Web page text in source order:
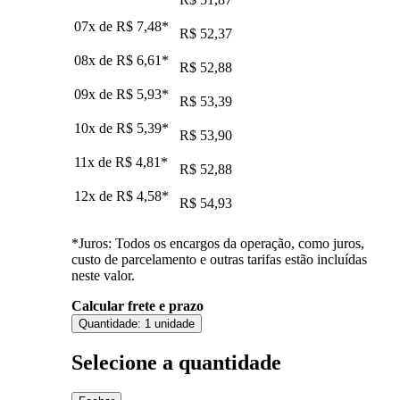
07x de R$ 7,48*
R$ 52,37
08x de R$ 6,61 *
R$ 52,88
09x de R$ 5,93*
R$ 53,39
10x de R$ 5,39*
R$ 53,90
11x de R$ 4,81 *
R$ 52,88
12x de R$ 4,58* R$ 54,93
*Juros: Todos os encargos da operação, como juros,
custo de parcelamento e outras tarifas estão incluídas
neste valor.
Calcular frete e prazo
Quantidade: 1 unidade
Selecione a quantidade